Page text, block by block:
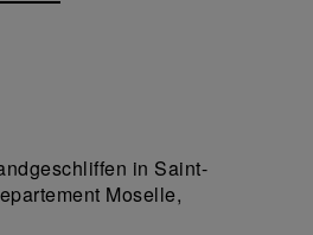
in Saint-
Moselle,